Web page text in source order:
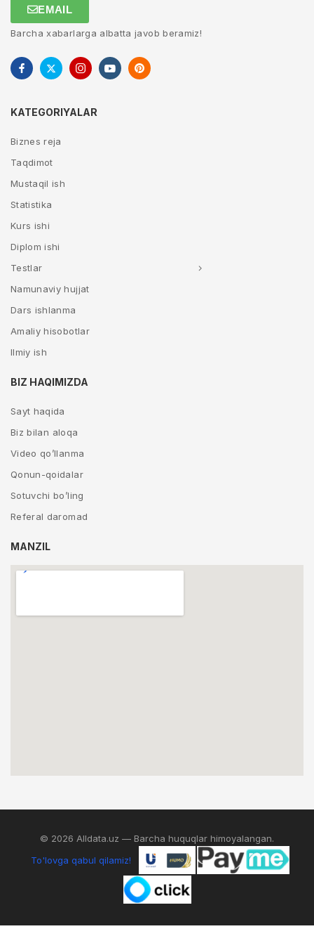
EMAIL
Barcha xabarlarga albatta javob beramiz!
KATEGORIYALAR
Biznes reja
Taqdimot
Mustaqil ish
Statistika
Kurs ishi
Diplom ishi
Testlar
Namunaviy hujjat
Dars ishlanma
Amaliy hisobotlar
Ilmiy ish
BIZ HAQIMIZDA
Sayt haqida
Biz bilan aloqa
Video qo’llanma
Qonun-qoidalar
Sotuvchi bo’ling
Referal daromad
MANZIL
© 2026 Alldata.uz — Barcha huquqlar himoyalangan.
To'lovga qabul qilamiz!